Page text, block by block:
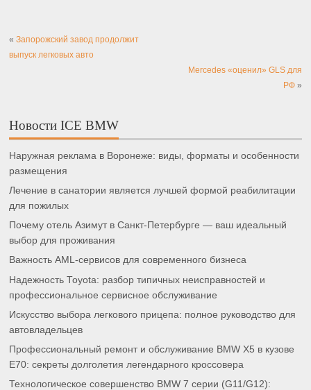
«Запорожский завод продолжит
выпуск легковых авто
Mercedes «оценил» GLS для
РФ»
Новости ICE BMW
Наружная реклама в Воронеже: виды, форматы и особенности
размещения
Лечение в санатории является лучшей формой реабилитации
для пожилых
Почему отель Азимут в Санкт-Петербурге — ваш идеальный
выбор для проживания
Важность AML-сервисов для современного бизнеса
Надежность Toyota: разбор типичных неисправностей и
профессиональное сервисное обслуживание
Искусство выбора легкового прицепа: полное руководство для
автовладельцев
Профессиональный ремонт и обслуживание BMW X5 в кузове
E70: секреты долголетия легендарного кроссовера
Технологическое совершенство BMW 7 серии (G11/G12):